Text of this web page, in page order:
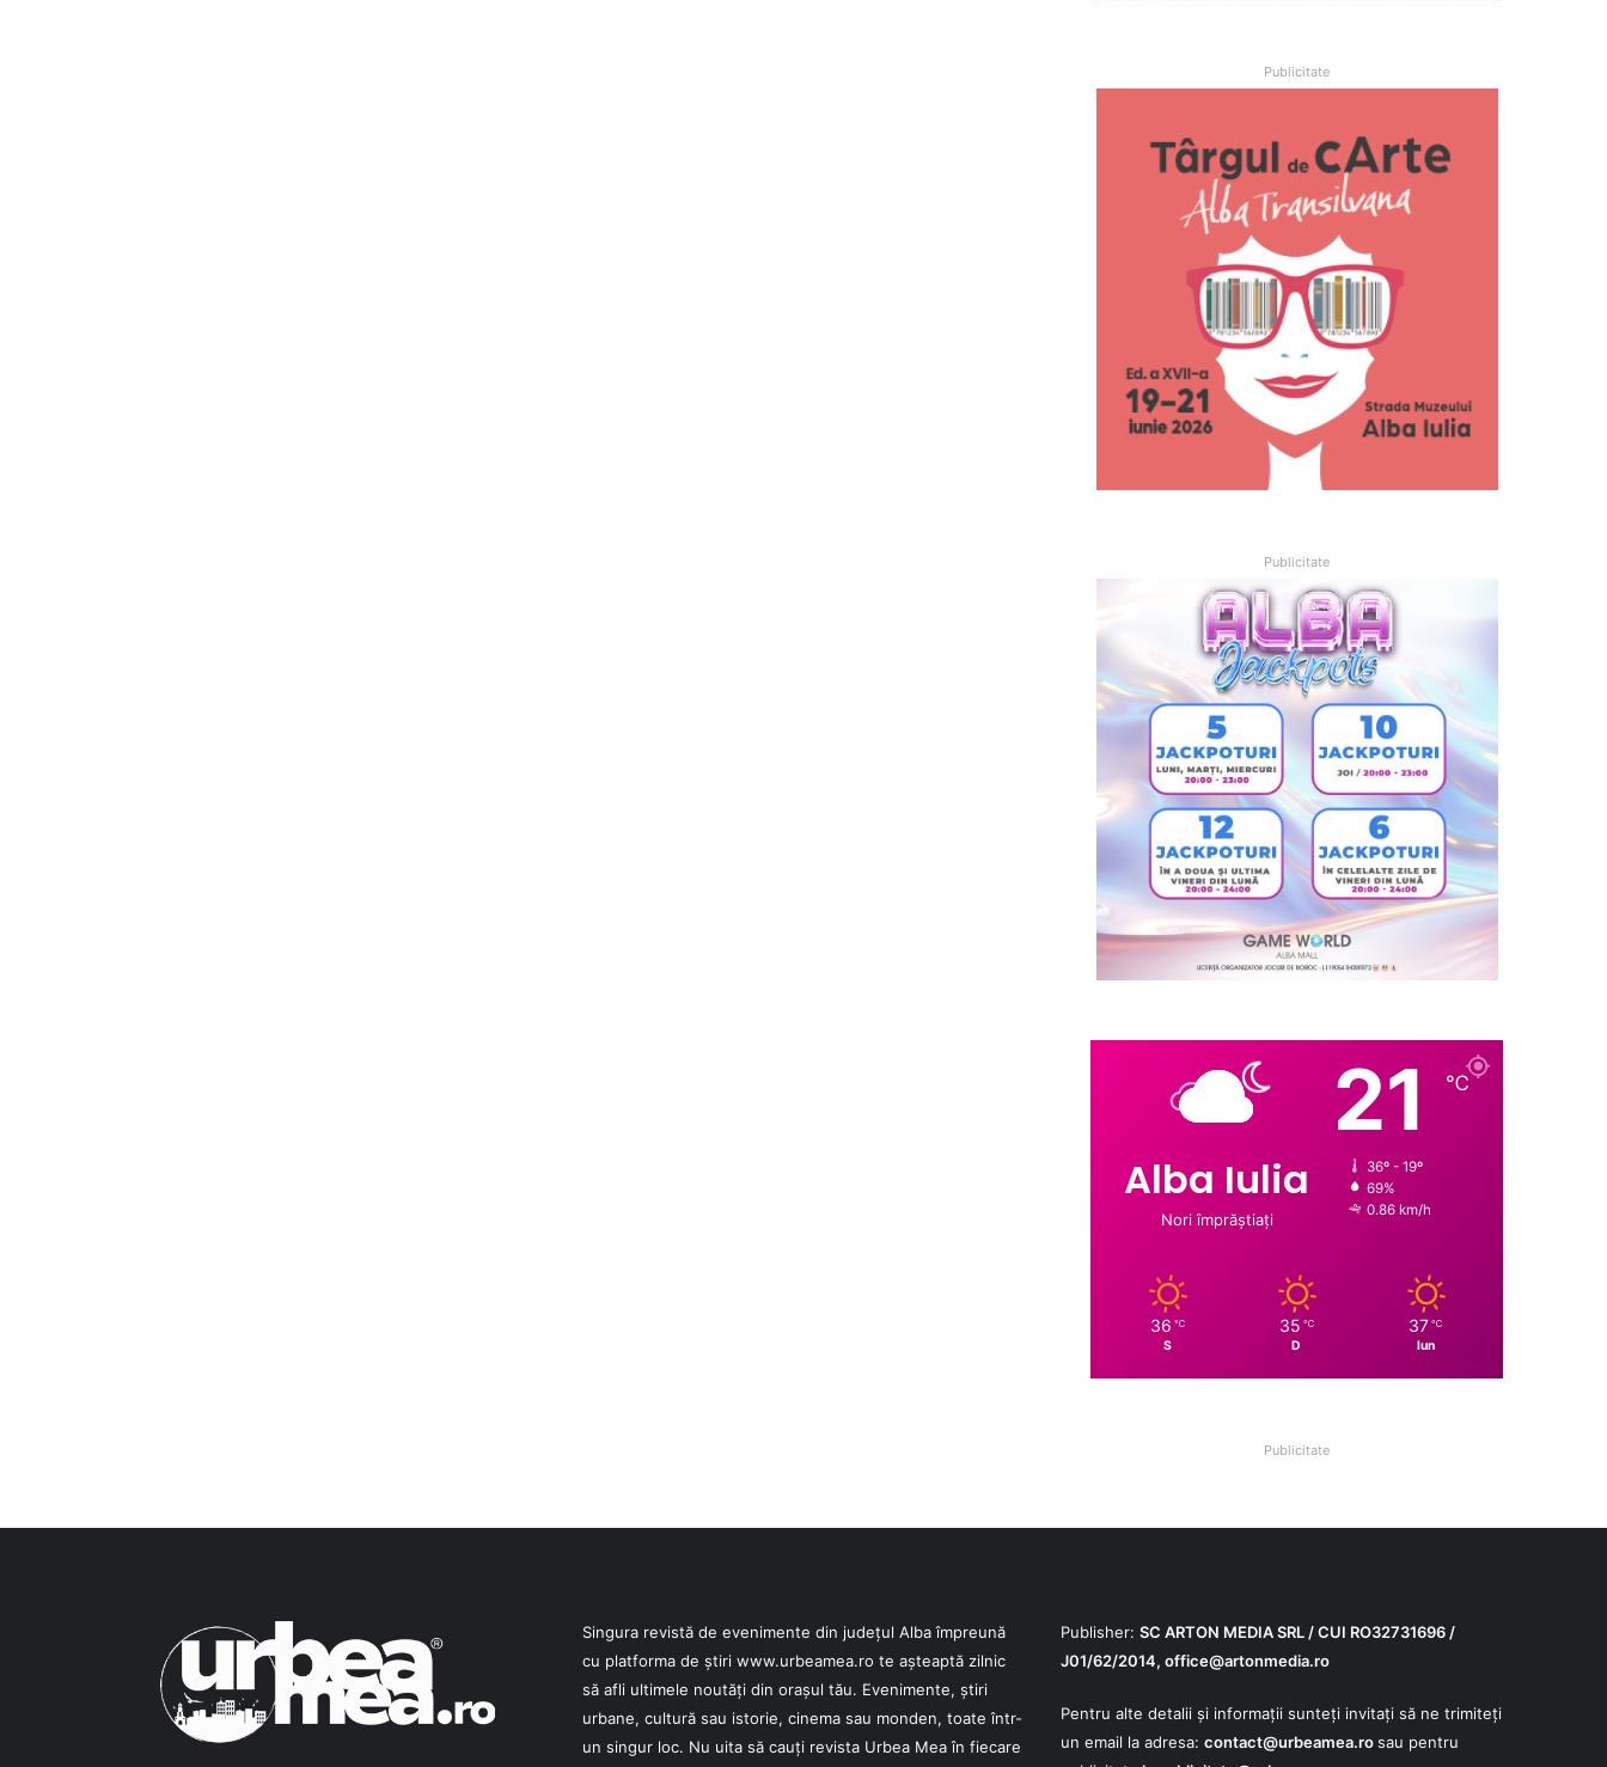
Publicitate
Publicitate
Alba Iulia
Nori împrăștiați
21 ℃
36º - 19º
69%
0.86 km/h
36 ℃
S
35 ℃
D
37 ℃
lun
Publicitate
Singura revistă de evenimente din județul Alba împreună
cu platforma de știri www.urbeamea.ro te așteaptă zilnic
să afli ultimele noutăți din orașul tău. Evenimente, știri
urbane, cultură sau istorie, cinema sau monden, toate într-
un singur loc. Nu uita să cauți revista Urbea Mea în fiecare
Publisher: SC ARTON MEDIA SRL / CUI RO32731696 /
J01/62/2014, office@artonmedia.ro
Pentru alte detalii și informații sunteți invitați să ne trimiteți
un email la adresa: contact@urbeamea.rosau pentru